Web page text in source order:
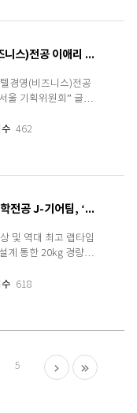
중부대학교 호텔경영(비즈니스)전공 이애리 교수 “G3 서울 기획위원회 위원” 위촉
경영(비즈니스)전공
울 기획위원회” 글로
하게 되었다.위원회에
462
중부대 스마트모빌리티공학전공 J-기어팀, ‘2026 전국 대학생 자작자동차대회’ 종합 5위·우수 디자인상 수상 쾌거
및 역대 최고 랩타임
계 통한 20kg 경량화
티공학전공 자작자동
618
5